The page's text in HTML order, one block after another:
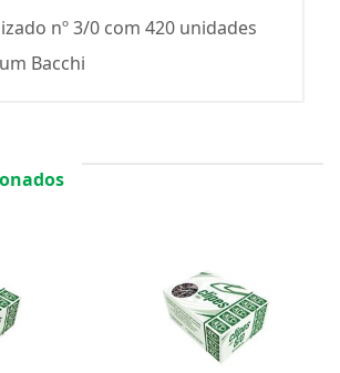
nº 3/0 com 420 unidades
Bacchi